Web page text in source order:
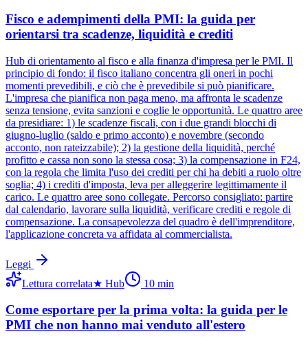
Fisco e adempimenti della PMI: la guida per
orientarsi tra scadenze, liquidità e crediti
Hub di orientamento al fisco e alla finanza d'impresa per le PMI. Il
principio di fondo: il fisco italiano concentra gli oneri in pochi
momenti prevedibili, e ciò che è prevedibile si può pianificare.
L'impresa che pianifica non paga meno, ma affronta le scadenze
senza tensione, evita sanzioni e coglie le opportunità. Le quattro aree
da presidiare: 1) le scadenze fiscali, con i due grandi blocchi di
giugno-luglio (saldo e primo acconto) e novembre (secondo
acconto, non rateizzabile); 2) la gestione della liquidità, perché
profitto e cassa non sono la stessa cosa; 3) la compensazione in F24,
con la regola che limita l'uso dei crediti per chi ha debiti a ruolo oltre
soglia; 4) i crediti d'imposta, leva per alleggerire legittimamente il
carico. Le quattro aree sono collegate. Percorso consigliato: partire
dal calendario, lavorare sulla liquidità, verificare crediti e regole di
compensazione. La consapevolezza del quadro è dell'imprenditore,
l'applicazione concreta va affidata al commercialista.
Leggi
Lettura correlata★ Hub 10 min
Come esportare per la prima volta: la guida per le
PMI che non hanno mai venduto all'estero